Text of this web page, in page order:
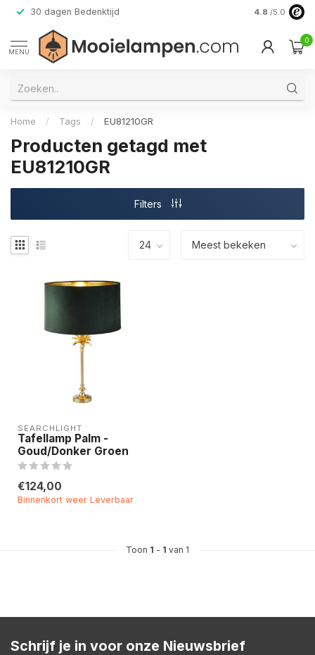
30 dagen Bedenktijd Verzending
4.8 /5.0
MENU
0
Home / Tags / EU81210GR
Producten getagd met
EU81210GR
Filters
SEARCHLIGHT
Tafellamp Palm -
Goud/Donker Groen
€124,00
Binnenkort weer Leverbaar
Toon 1 - 1 van 1
Schrijf je in voor onze Nieuwsbrief